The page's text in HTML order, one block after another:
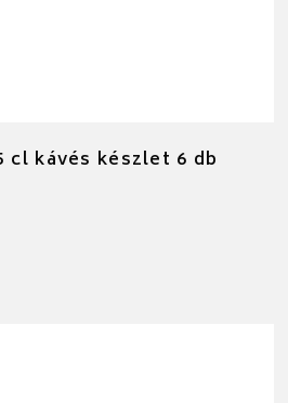
cl kávés készlet 6 db